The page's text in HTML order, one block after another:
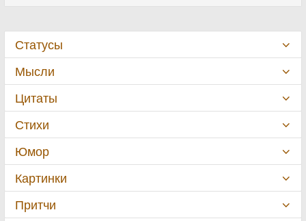
Статусы
Мысли
Цитаты
Стихи
Юмор
Картинки
Притчи